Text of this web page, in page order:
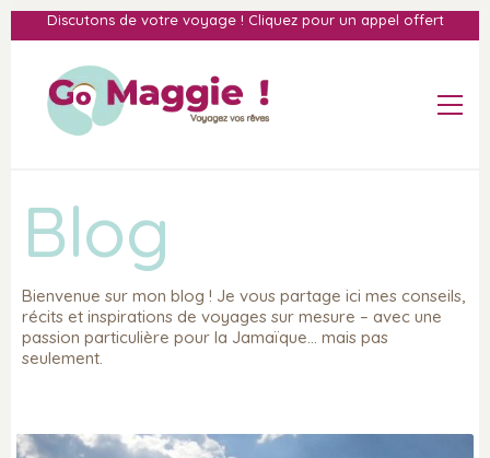
Discutons de votre voyage ! Cliquez pour un appel offert
Blog
Bienvenue sur mon blog ! Je vous partage ici mes conseils,
récits et inspirations de voyages sur mesure – avec une
passion particulière pour la Jamaïque… mais pas
seulement.